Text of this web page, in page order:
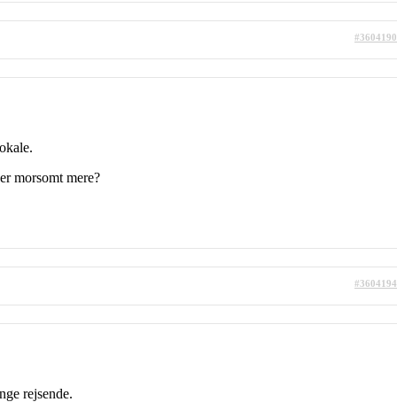
#3604190
morsomt mere?
#3604194
rejsende.